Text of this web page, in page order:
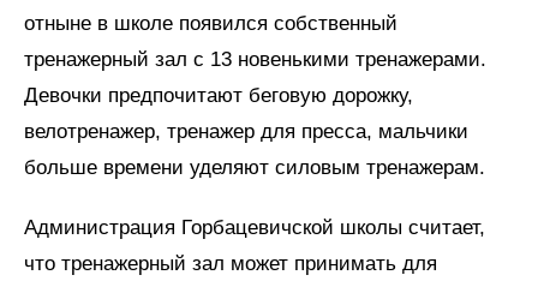
отныне в школе появился собственный
тренажерный зал с 13 новенькими тренажерами.
Девочки предпочитают беговую дорожку,
велотренажер, тренажер для пресса, мальчики
больше времени уделяют силовым тренажерам.
Администрация Горбацевичской школы считает,
что тренажерный зал может принимать для